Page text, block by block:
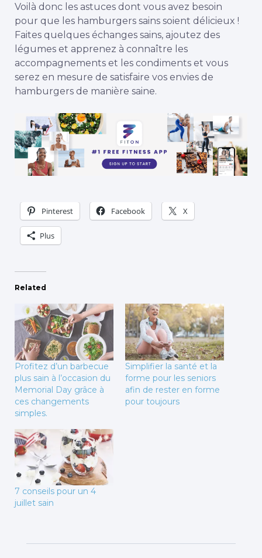
Voilà donc les astuces dont vous avez besoin
pour que les hamburgers sains soient délicieux !
Faites quelques échanges sains, ajoutez des
légumes et apprenez à connaître les
accompagnements et les condiments et vous
serez en mesure de satisfaire vos envies de
hamburgers de manière saine.
Pinterest Facebook X
Plus
Related
Profitez d’un barbecue
plus sain à l’occasion du
Memorial Day grâce à
ces changements
simples.
Simplifier la santé et la
forme pour les seniors
afin de rester en forme
pour toujours
7 conseils pour un 4
juillet sain